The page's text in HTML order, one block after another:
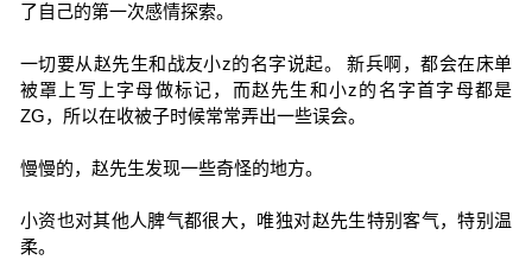
了自己的第一次感情探索。
一切要从赵先生和战友小z的名字说起。 新兵啊，都会在床单
被罩上写上字母做标记，而赵先生和小z的名字首字母都是
ZG，所以在收被子时候常常弄出一些误会。
慢慢的，赵先生发现一些奇怪的地方。
小资也对其他人脾气都很大，唯独对赵先生特别客气，特别温
柔。